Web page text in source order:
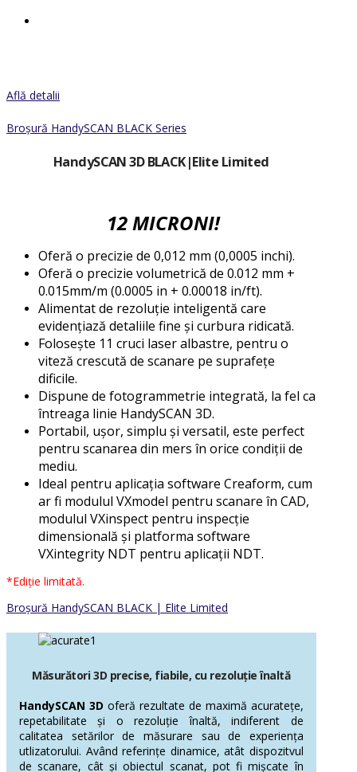
Află detalii
Broșură HandySCAN BLACK Series
HandySCAN 3D BLACK|Elite Limited
12 MICRONI!
Oferă o precizie de 0,012 mm (0,0005 inchi).
Oferă o precizie volumetrică de 0.012 mm +
0.015mm/m (0.0005 in + 0.00018 in/ft).
Alimentat de rezoluție inteligentă care
evidențiază detaliile fine și curbura ridicată.
Folosește 11 cruci laser albastre, pentru o
viteză crescută de scanare pe suprafețe
dificile.
Dispune de fotogrammetrie integrată, la fel ca
întreaga linie HandySCAN 3D.
Portabil, ușor, simplu și versatil, este perfect
pentru scanarea din mers în orice condiții de
mediu.
Ideal pentru aplicația software Creaform, cum
ar fi modulul VXmodel pentru scanare în CAD,
modulul VXinspect pentru inspecție
dimensională și platforma software
VXintegrity NDT pentru aplicații NDT.
*Ediție limitată.
Broșură HandySCAN BLACK | Elite Limited
Măsurători 3D precise, fiabile, cu rezoluție înaltă
HandySCAN 3D oferă rezultate de maximă acuratețe,
repetabilitate și o rezoluție înaltă, indiferent de
calitatea setărilor de măsurare sau de experiența
utlizatorului. Având referințe dinamice, atât dispozitvul
de scanare, cât și obiectul scanat, pot fi mișcate în